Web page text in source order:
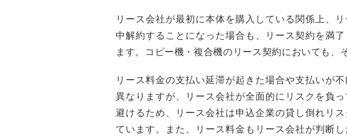
リース会社が最初に本体を購入している関係上、
中解約することになった場合も、リース契約を満
ます。コピー機・複合機のリース契約においても、
リース料金の支払い延滞が起きた場合や支払いが
異なりますが、リース会社が全面的にリスクを負
避けるため、リース会社は申込企業の貸し倒れリ
ています。また、リース料金もリース会社が判断